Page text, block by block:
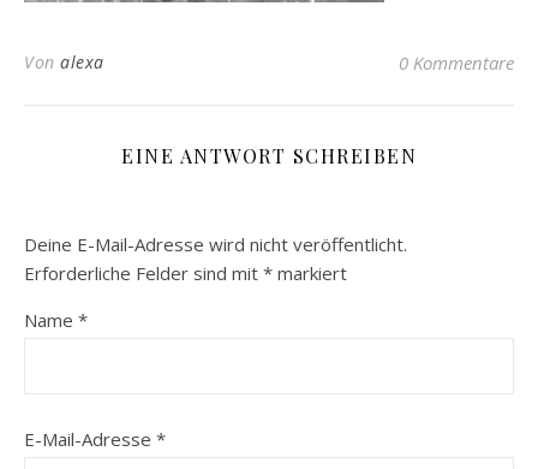
Von alexa 0 Kommentare
EINE ANTWORT SCHREIBEN
Deine E-Mail-Adresse wird nicht veröffentlicht.
Erforderliche Felder sind mit * markiert
Name *
E-Mail-Adresse *